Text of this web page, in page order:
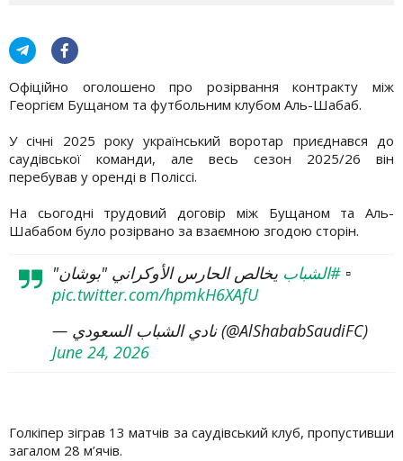
Офіційно оголошено про розірвання контракту між
Георгієм Бущаном та футбольним клубом Аль-Шабаб.
У січні 2025 року український воротар приєднався до
саудівської команди, але весь сезон 2025/26 він
перебував у оренді в Поліссі.
На сьогодні трудовий договір між Бущаном та Аль-
Шабабом було розірвано за взаємною згодою сторін.
▫️ #الشباب يخالص الحارس الأوكراني "بوشان"
pic.twitter.com/hpmkH6XAfU
— نادي الشباب السعودي (@AlShababSaudiFC)
June 24, 2026
Голкіпер зіграв 13 матчів за саудівський клуб, пропустивши
загалом 28 м’ячів.